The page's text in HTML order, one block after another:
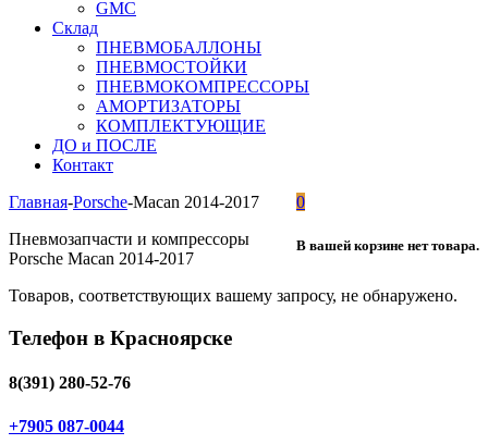
GMC
Склад
ПНЕВМОБАЛЛОНЫ
ПНЕВМОСТОЙКИ
ПНЕВМОКОМПРЕССОРЫ
АМОРТИЗАТОРЫ
КОМПЛЕКТУЮЩИЕ
ДО и ПОСЛЕ
Контакт
0
В вашей корзине нет товара.
Главная-Porsche-Macan 2014-2017
Пневмозапчасти и компрессоры
Porsche Macan 2014-2017
Товаров, соответствующих вашему запросу, не обнаружено.
Телефон в Красноярске
8(391) 280-52-76
+7905 087-0044